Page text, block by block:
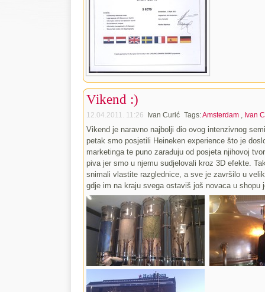
Vikend :)
12.04.2011. 11:26 Ivan Curić Tags:Amsterdam, Ivan
Vikend je naravno najbolji dio ovog intenzivnog
petak smo posjetili Heineken experience što je
marketinga te puno zarađuju od posjeta njihovoj
piva jer smo u njemu sudjelovali kroz 3D efekte.
snimali vlastite razglednice, a sve je završilo u
gdje im na kraju svega ostaviš još novaca u shopu